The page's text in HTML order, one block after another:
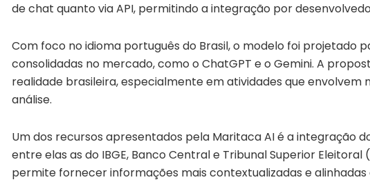
de chat quanto via API, permitindo a integração por
Com foco no idioma português do Brasil, o modelo foi projetado
consolidadas no mercado, como o ChatGPT e o Gemini. A
realidade brasileira, especialmente em atividades que
análise.
Um dos recursos apresentados pela Maritaca AI é a integração
entre elas as do IBGE, Banco Central e Tribunal Superior Eleitoral
permite fornecer informações mais contextualizadas e alinhadas